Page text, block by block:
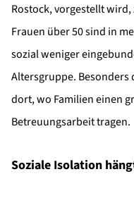
Rostock, vorgestellt
Frauen über 50 sind in
sozial weniger
Altersgruppe.
dort, wo Familien einen
Betreuungsarbeit tragen.
Soziale Isolation